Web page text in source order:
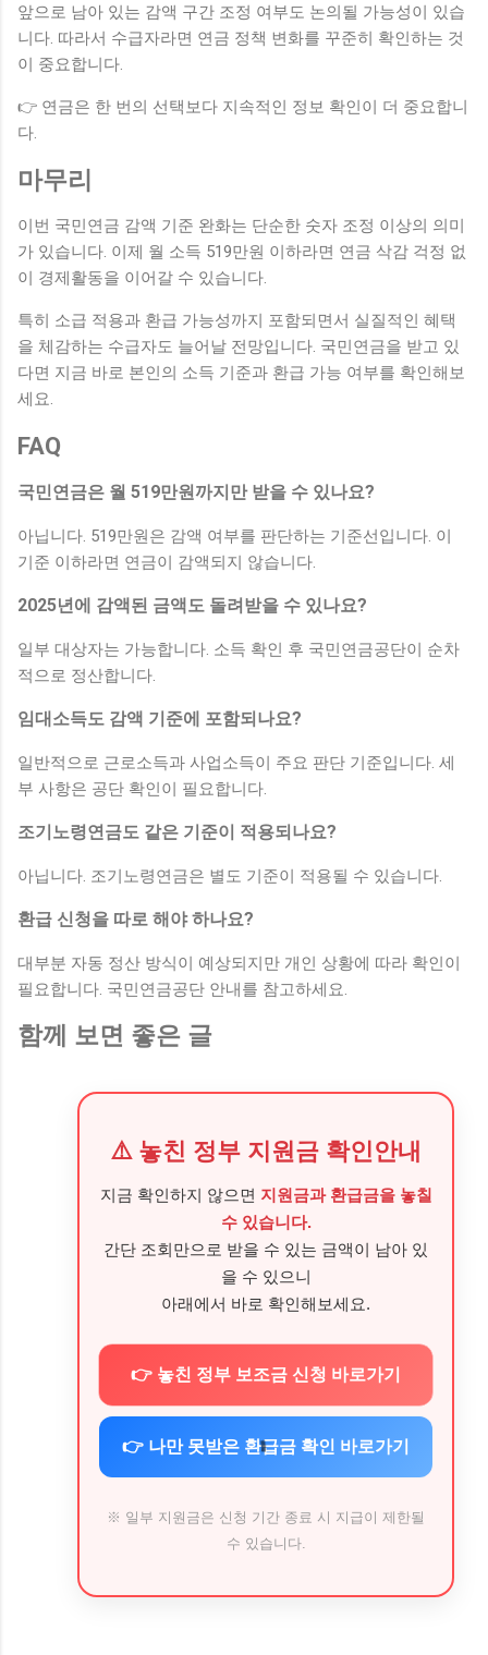
앞으로 남아 있는 감액 구간 조정 여부도 논의될 가능성이 있습
니다. 따라서 수급자라면 연금 정책 변화를 꾸준히 확인하는 것
이 중요합니다.
👉 연금은 한 번의 선택보다 지속적인 정보 확인이 더 중요합니
다.
마무리
이번 국민연금 감액 기준 완화는 단순한 숫자 조정 이상의 의미
가 있습니다. 이제 월 소득 519만원 이하라면 연금 삭감 걱정 없
이 경제활동을 이어갈 수 있습니다.
특히 소급 적용과 환급 가능성까지 포함되면서 실질적인 혜택
을 체감하는 수급자도 늘어날 전망입니다. 국민연금을 받고 있
다면 지금 바로 본인의 소득 기준과 환급 가능 여부를 확인해보
세요.
FAQ
국민연금은 월 519만원까지만 받을 수 있나요?
아닙니다. 519만원은 감액 여부를 판단하는 기준선입니다. 이
기준 이하라면 연금이 감액되지 않습니다.
2025년에 감액된 금액도 돌려받을 수 있나요?
일부 대상자는 가능합니다. 소득 확인 후 국민연금공단이 순차
적으로 정산합니다.
임대소득도 감액 기준에 포함되나요?
일반적으로 근로소득과 사업소득이 주요 판단 기준입니다. 세
부 사항은 공단 확인이 필요합니다.
조기노령연금도 같은 기준이 적용되나요?
아닙니다. 조기노령연금은 별도 기준이 적용될 수 있습니다.
환급 신청을 따로 해야 하나요?
대부분 자동 정산 방식이 예상되지만 개인 상황에 따라 확인이
필요합니다. 국민연금공단 안내를 참고하세요.
함께 보면 좋은 글
⚠️ 놓친 정부 지원금 확인안내
지금 확인하지 않으면 지원금과 환급금을 놓칠
수 있습니다.
간단 조회만으로 받을 수 있는 금액이 남아 있
을 수 있으니
아래에서 바로 확인해보세요.
👉 놓친 정부 보조금 신청 바로가기
👉 나만 못받은 환급금 확인 바로가기
※ 일부 지원금은 신청 기간 종료 시 지급이 제한될
수 있습니다.